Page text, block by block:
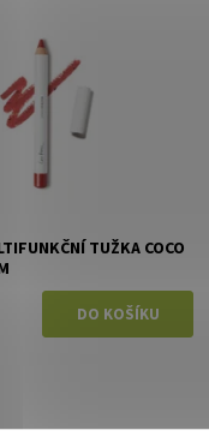
TUŽKA COCO